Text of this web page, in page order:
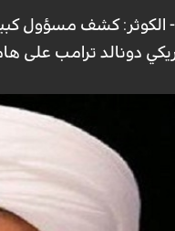
- الكوثر: كشف مسؤول
دونالد ترامب على